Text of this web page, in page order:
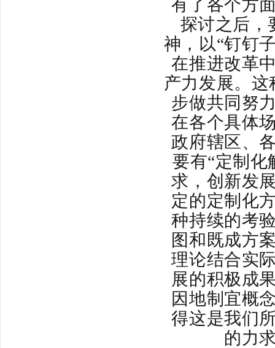
有了各个方
探讨之后，
神，以“钉钉
在推进改革
产力发展。这
步做共同努
在各个具体
政府辖区、
要有“定制化
求，创新发
定的定制化
种持续的考
图和既成方
理论结合实
展的积极成
因地制宜概
得这是我们
的力